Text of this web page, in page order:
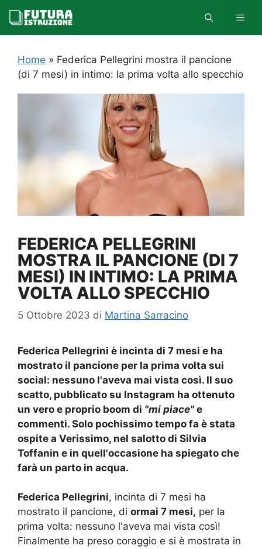
contenuto
Home » Federica Pellegrini mostra il pancione
(di 7 mesi) in intimo: la prima volta allo specchio
FEDERICA PELLEGRINI
MOSTRA IL PANCIONE (DI 7
MESI) IN INTIMO: LA PRIMA
VOLTA ALLO SPECCHIO
5 Ottobre 2023 di Martina Sarracino
Federica Pellegrini è incinta di 7 mesi e ha
mostrato il pancione per la prima volta sui
social: nessuno l'aveva mai vista così. Il suo
scatto, pubblicato su Instagram ha ottenuto
un vero e proprio boom di "mi piace" e
commenti. Solo pochissimo tempo fa è stata
ospite a Verissimo, nel salotto di Silvia
Toffanin e in quell'occasione ha spiegato che
farà un parto in acqua.
Federica Pellegrini, incinta di 7 mesi ha
mostrato il pancione, di ormai 7 mesi, per la
prima volta: nessuno l'aveva mai vista così!
Finalmente ha preso coraggio e si è mostrata in